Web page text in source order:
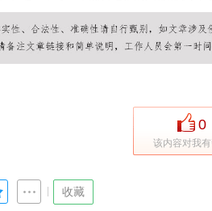
0
该内容对我
收藏